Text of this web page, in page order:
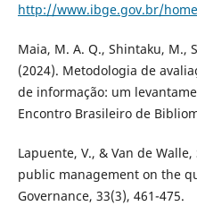
http://www.ibge.gov.br/
Maia, M. A. Q., Shintaku, M.,
(2024). Metodologia de
de informação: um
Encontro Brasileiro de
Lapuente, V., & Van de
public management on the
Governance, 33(3), 461-475.